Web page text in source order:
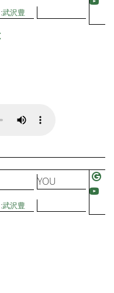
武沢豊
YOU
武沢豊